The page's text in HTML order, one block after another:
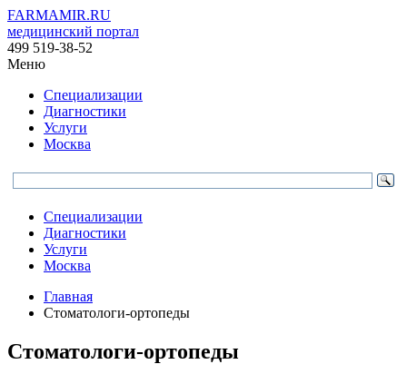
FARMAMIR.RU
медицинский портал
499 519-38-52
Меню
Специализации
Диагностики
Услуги
Москва
Специализации
Диагностики
Услуги
Москва
Главная
Стоматологи-ортопеды
Стоматологи-ортопеды